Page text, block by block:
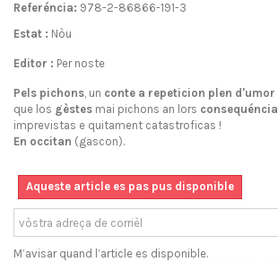
Referéncia: 978-2-86866-191-3
Estat : Nòu
Editor : Per noste
Pels pichons, un conte a repeticion plen d'umor
que los gèstes mai pichons an lors consequéncia
imprevistas e quitament catastroficas !
En occitan (gascon).
Aqueste article es pas pus disponible
M’avisar quand l’article es disponible.